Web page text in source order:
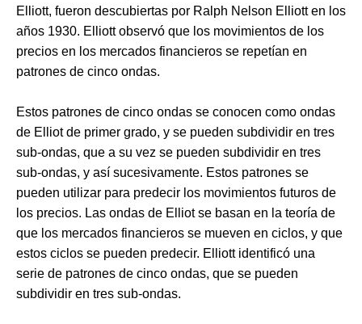
Elliott, fueron descubiertas por Ralph Nelson Elliott en los
años 1930. Elliott observó que los movimientos de los
precios en los mercados financieros se repetían en
patrones de cinco ondas.
Estos patrones de cinco ondas se conocen como ondas
de Elliot de primer grado, y se pueden subdividir en tres
sub-ondas, que a su vez se pueden subdividir en tres
sub-ondas, y así sucesivamente. Estos patrones se
pueden utilizar para predecir los movimientos futuros de
los precios. Las ondas de Elliot se basan en la teoría de
que los mercados financieros se mueven en ciclos, y que
estos ciclos se pueden predecir. Elliott identificó una
serie de patrones de cinco ondas, que se pueden
subdividir en tres sub-ondas.